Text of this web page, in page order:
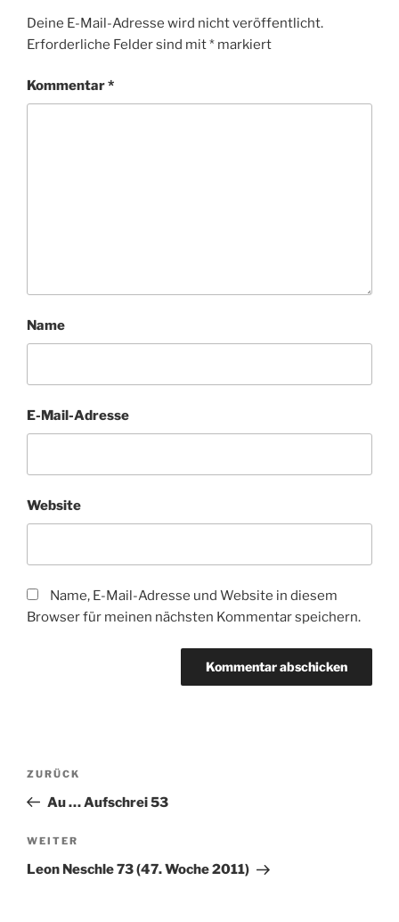
Deine E-Mail-Adresse wird nicht veröffentlicht.
Erforderliche Felder sind mit* markiert
Kommentar*
Name
E-Mail-Adresse
Website
Name, E-Mail-Adresse und Website in diesem
Browser für meinen nächsten Kommentar speichern.
Beitragsnavigation
Vorheriger
Beitrag
ZURÜCK
Au … Aufschrei 53
Nächster
Beitrag
WEITER
Leon Neschle 73 (47. Woche 2011)